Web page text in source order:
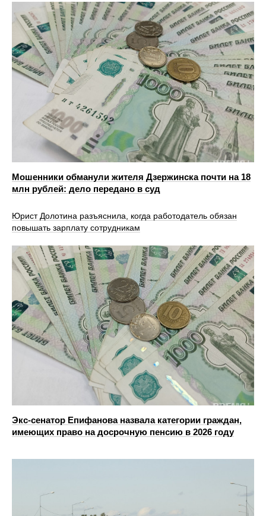
Мошенники обманули жителя Дзержинска почти на 18
млн рублей: дело передано в суд
Юрист Долотина разъяснила, когда работодатель обязан
повышать зарплату сотрудникам
Экс-сенатор Епифанова назвала категории граждан,
имеющих право на досрочную пенсию в 2026 году